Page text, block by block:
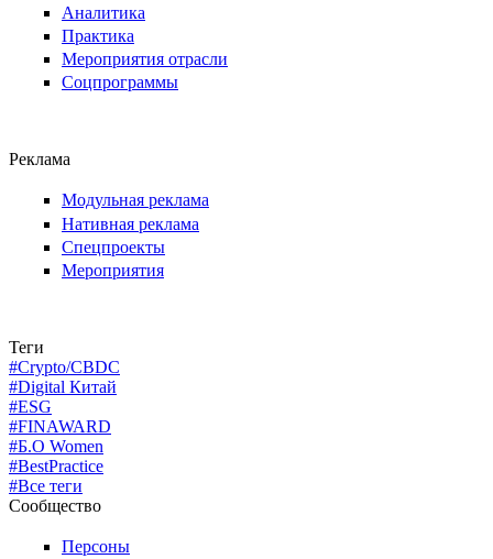
Аналитика
Практика
Мероприятия отрасли
Соцпрограммы
Реклама
Модульная реклама
Нативная реклама
Спецпроекты
Мероприятия
Теги
#Crypto/CBDC
#Digital Китай
#ESG
#FINAWARD
#Б.О Women
#BestPractice
#Все теги
Сообщество
Персоны